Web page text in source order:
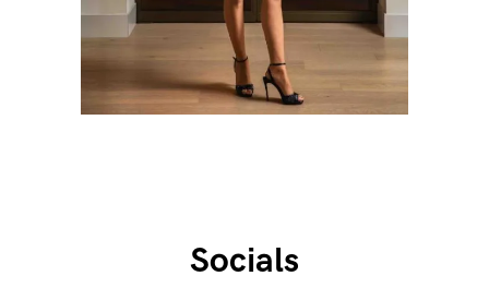
Socials